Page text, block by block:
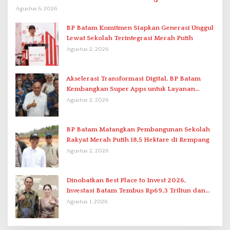
Agustus 5, 2026
BP Batam Komitmen Siapkan Generasi Unggul
Lewat Sekolah Terintegrasi Merah Putih
Agustus 2, 2026
Akselerasi Transformasi Digital, BP Batam
Kembangkan Super Apps untuk Layanan
Terpadu
Agustus 2, 2026
BP Batam Matangkan Pembangunan Sekolah
Rakyat Merah Putih 18,5 Hektare di Rempang
Agustus 2, 2026
Dinobatkan Best Place to Invest 2026,
Investasi Batam Tembus Rp69,3 Triliun dan
Ekonomi Tumbuh 6,76 Persen
Agustus 1, 2026